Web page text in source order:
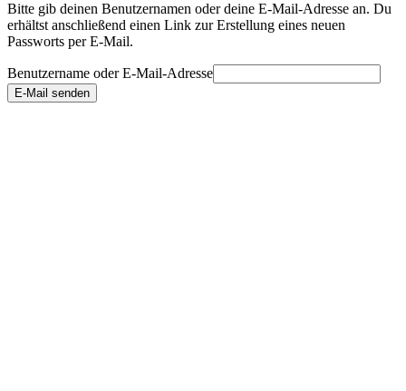
Bitte gib deinen Benutzernamen oder deine E-Mail-Adresse an. Du
erhältst anschließend einen Link zur Erstellung eines neuen
Passworts per E-Mail.
Benutzername oder E-Mail-Adresse
E-Mail senden